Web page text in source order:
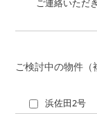
ご連絡いただ
ご検討中の物件（
浜佐田2号
土地を所有
親族の土地
【時期】